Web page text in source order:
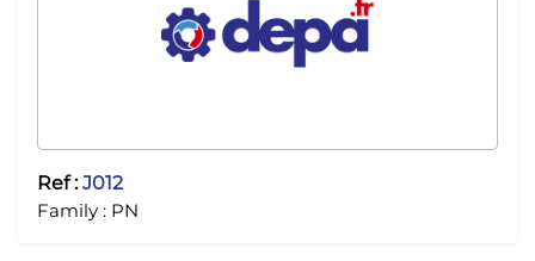
Ref :J012
Family : PN